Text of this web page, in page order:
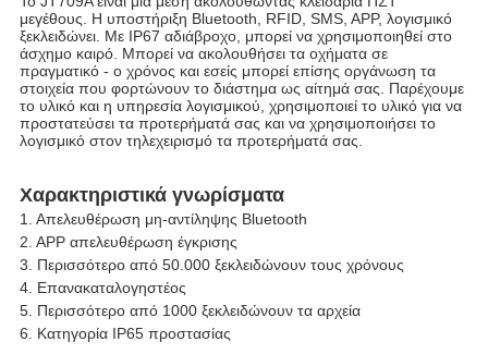
μεγέθους. Η υποστήριξη Bluetooth, RFID, SMS, APP, λογισμικό
ξεκλειδώνει. Με IP67 αδιάβροχο, μπορεί να χρησιμοποιηθεί στο
άσχημο καιρό. Μπορεί να ακολουθήσει τα οχήματα σε
πραγματικό - ο χρόνος και εσείς μπορεί επίσης οργάνωση τα
στοιχεία που φορτώνουν το διάστημα ως αίτημά σας. Παρέχουμε
το υλικό και η υπηρεσία λογισμικού, χρησιμοποιεί το υλικό για να
προστατεύσει τα προτερήματά σας και να χρησιμοποιήσει το
λογισμικό στον τηλεχειρισμό τα προτερήματά σας.
Χαρακτηριστικά γνωρίσματα
1. Απελευθέρωση μη-αντίληψης Bluetooth
2. APP απελευθέρωση έγκρισης
3. Περισσότερο από 50.000 ξεκλειδώνουν τους χρόνους
4. Επανακαταλογηστέος
5. Περισσότερο από 1000 ξεκλειδώνουν τα αρχεία
6. Κατηγορία IP65 προστασίας